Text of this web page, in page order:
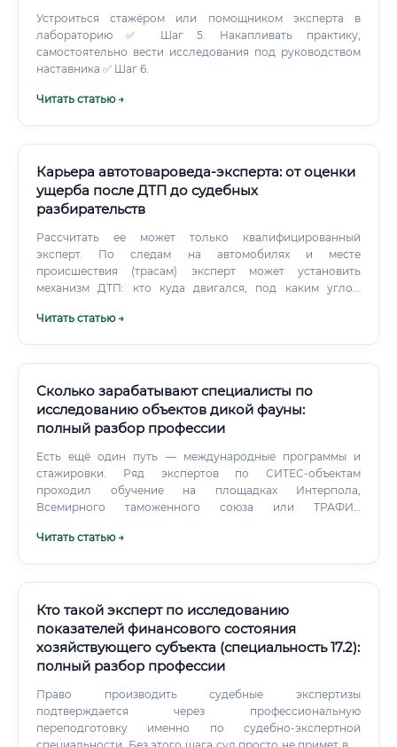
Устроиться стажёром или помощником эксперта в
лабораторию ✅ Шаг 5. Накапливать практику,
самостоятельно вести исследования под руководством
наставника ✅ Шаг 6.
Читать статью →
Карьера автотовароведа-эксперта: от оценки
ущерба после ДТП до судебных
разбирательств
Рассчитать ее может только квалифицированный
эксперт. По следам на автомобилях и месте
происшествия (трасам) эксперт может установить
механизм ДТП: кто куда двигался, под каким углом
Читать статью →
Сколько зарабатывают специалисты по
исследованию объектов дикой фауны:
полный разбор профессии
Есть ещё один путь — международные программы и
стажировки. Ряд экспертов по СИТЕС-объектам
проходил обучение на площадках Интерпола,
Всемирного таможенного союза или ТРАФИК
дикими животными). Это повышает квалификацию и
Читать статью →
Кто такой эксперт по исследованию
показателей финансового состояния
хозяйствующего субъекта (специальность 17.2):
полный разбор профессии
Право производить судебные экспертизы
подтверждается через профессиональную
переподготовку именно по судебно-экспертной